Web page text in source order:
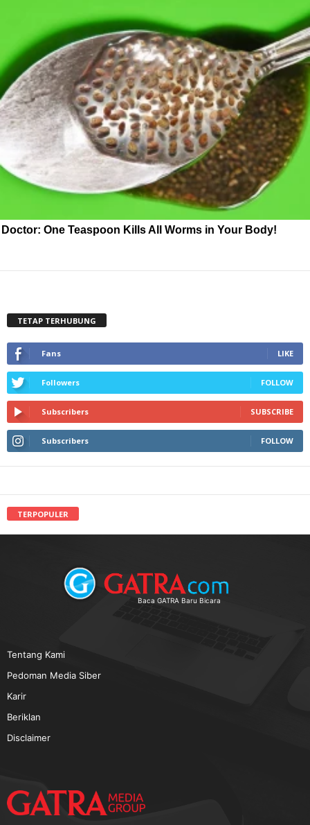
Doctor: One Teaspoon Kills All Worms in Your Body!
TETAP TERHUBUNG
Fans LIKE
Followers FOLLOW
Subscribers SUBSCRIBE
Subscribers FOLLOW